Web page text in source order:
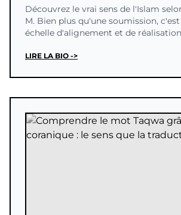
Découvrez le vrai sens de l'Islam
M. Bien plus qu'une soumission,
échelle d'alignement et de
LIRE LA BIO ->